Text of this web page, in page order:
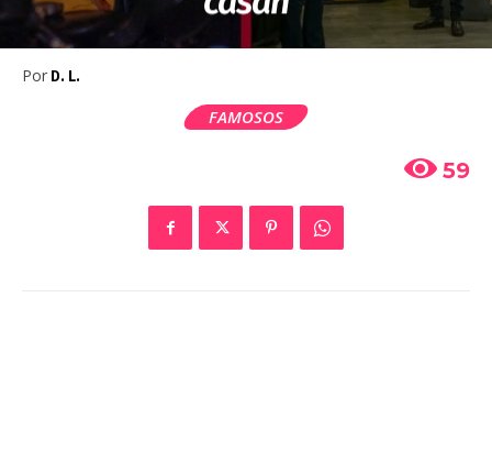
Por D. L.
FAMOSOS
59